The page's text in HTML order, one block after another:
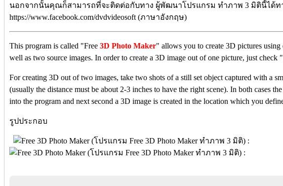
นอกจากนั้นคุณก็สามารถที่จะติดต่อกับทาง ผู้พัฒนาโปรแกรม ทำภาพ 3 มิตินี้ได้ทา
https://www.facebook.com/dvdvideosoft (ภาษาอังกฤษ)
This program is called "Free 3D Photo Maker" allows you to create 3D pictures using
well as two source images. In order to create a 3D image out of one picture, just check
For creating 3D out of two images, take two shots of a still set object captured with a
(usually the distance must be about 2-3 inches to have the right scene). In both cases
into the program and next second a 3D image is created in the location which you
รูปประกอบ